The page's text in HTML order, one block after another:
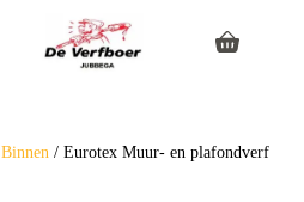
Binnen/ Eurotex Muur- en plafondverf